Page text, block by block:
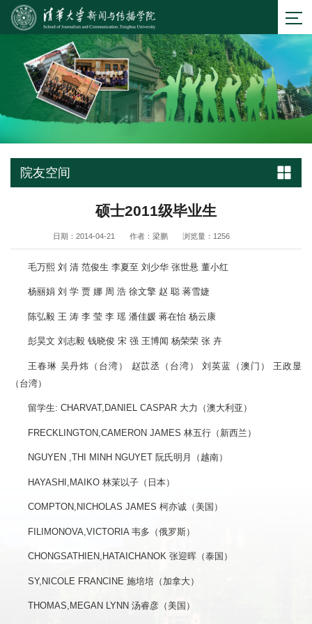
院友空间
硕士2011级毕业生
日期：2014-04-21 作者：梁鹏 浏览量： 1256
毛万熙 刘 清 范俊生 李夏至 刘少华 张世悬 董小红
杨丽娟 刘 学 贾 娜 周 浩 徐文擎 赵 聪 蒋雪婕
陈弘毅 王 涛 李 莹 李 瑶 潘佳媛 蒋在怡 杨云康
彭昊文 刘志毅 钱晓俊 宋 强 王博闻 杨荣荣 张 卉
王春琳 吴丹炜（台湾） 赵苡丞（台湾） 刘英蓝（澳门） 王政显
（台湾）
留学生: CHARVAT,DANIEL CASPAR 大力（澳大利亚）
FRECKLINGTON,CAMERON JAMES 林五行（新西兰）
NGUYEN ,THI MINH NGUYET 阮氏明月（越南）
HAYASHI,MAIKO 林茉以子（日本）
COMPTON,NICHOLAS JAMES 柯亦诚（美国）
FILIMONOVA,VICTORIA 韦多（俄罗斯）
CHONGSATHIEN,HATAICHANOK 张迎晖（泰国）
SY,NICOLE FRANCINE 施培培（加拿大）
THOMAS,MEGAN LYNN 汤睿彦（美国）